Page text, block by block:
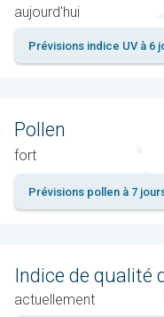
aujourd'hui
Prévisions indice UV à 6
Pollen
fort
Prévisions pollen à 7
Indice de qualité
actuellement